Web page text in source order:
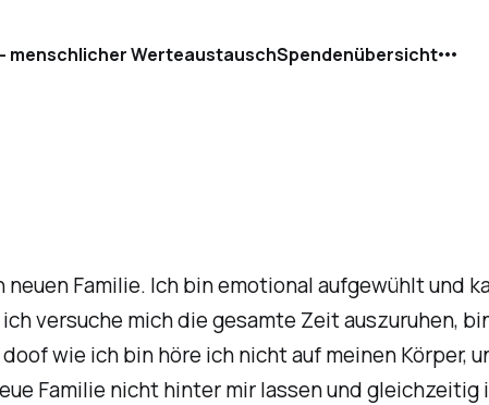
- menschlicher WerteaustauschSpendenübersicht
Familie. Ich bin emotional aufgewühlt und
versuche mich die gesamte Zeit auszuruhen,
wie ich bin höre ich nicht auf meinen Körper,
Familie nicht hinter mir lassen und